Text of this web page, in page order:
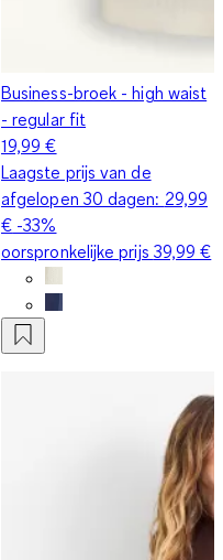
Business-broek - high waist
- regular fit
19,99 €
Laagste prijs van de
afgelopen 30 dagen: 29,99
€ -33%
oorspronkelijke prijs 39,99 €